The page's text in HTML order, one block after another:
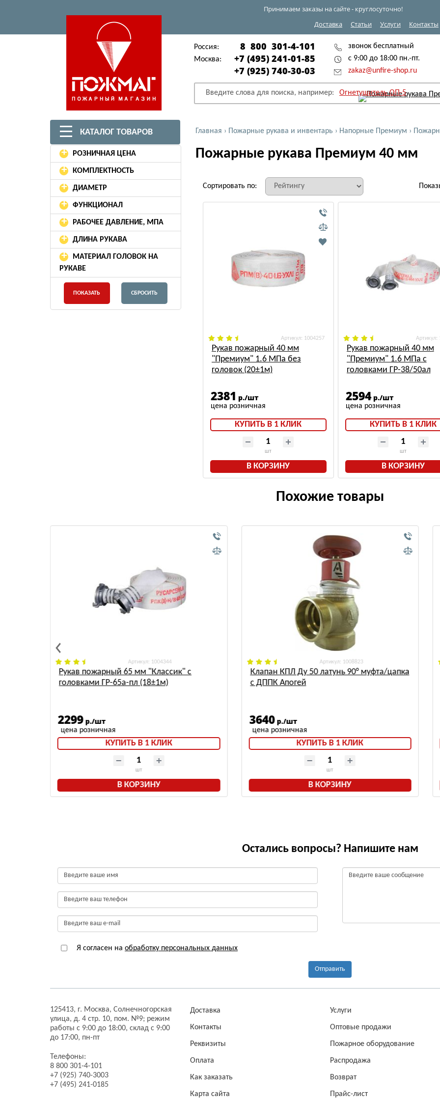
Принимаем заказы на сайте - круглосуточно!
Доставка
Статьи Услуги Контакты
Россия: 8 800 301-4-101
Москва:
+7 (495) 241-01-85
+7 (925) 740-30-03
звонок бесплатный
с 9:00 до 18:00 пн.-пт.
zakaz@unfire-shop.ru
Введите слова для поиска, например: Огнетушитель ОП-5
КАТАЛОГ ТОВАРОВ Главная › Пожарные рукава и инвентарь › Напорные Премиум ›
+ РОЗНИЧНАЯ ЦЕНА
+ КОМПЛЕКТНОСТЬ
+ ДИАМЕТР
+ ФУНКЦИОНАЛ
+ РАБОЧЕЕ ДАВЛЕНИЕ, МПА
+ ДЛИНА РУКАВА
+
МАТЕРИАЛ ГОЛОВОК НА
РУКАВЕ
Пожарные рукава Премиум 40 мм
Сортировать по:
: 1004257
Рукав пожарный 40 мм
"Премиум" 1.6 МПа без
головок (20±1м)
2381 р./шт
КУПИТЬ В 1 КЛИК
шт
В КОРЗИНУ
:
Рукав пожарный 40 мм
"Премиум" 1.6 МПа с
головками ГР-38/50ал
2594 р./шт
КУПИТЬ В 1 КЛИК
шт
В КОРЗИНУ
Похожие товары
: 1004344
Рукав пожарный 65 мм "Классик" с
головками ГР-65а-пл (18±1м)
2299 р./шт
КУПИТЬ В 1 КЛИК
шт
В КОРЗИНУ
: 1008823
Клапан КПЛ Ду 50 латунь 90° муфта/цапка
с ДППК Апогей
3640 р./шт
КУПИТЬ В 1 КЛИК
шт
В КОРЗИНУ
Остались вопросы? Напишите нам
Я согласен на обработку персональных данных
Отправить
125413, г. Москва, Солнечногорская
улица, д. 4 стр. 10, пом. №9; режим
работы с 9:00 до 18:00, склад с 9:00
до 17:00, пн-пт
Телефоны:
8 800 301-4-101
+7 (925) 740-3003
+7 (495) 241-0185
Доставка
Контакты
Реквизиты
Оплата
Как заказать
Карта сайта
Услуги
Оптовые продажи
Пожарное оборудование
Распродажа
Возврат
Прайс-лист